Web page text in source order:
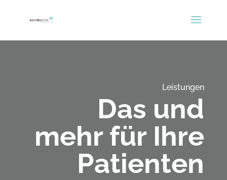
Leistungen
Das und
mehr für Ihre
Patienten